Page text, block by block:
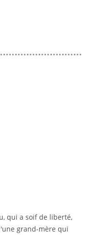
qui a soif de liberté,
grand-mère qui